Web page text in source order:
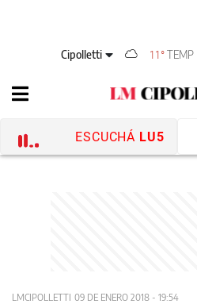
Cipolletti 11°TEMP
ESCUCHÁ LU5
LMCIPOLLETTI 09 DE ENERO 2018 - 19:54